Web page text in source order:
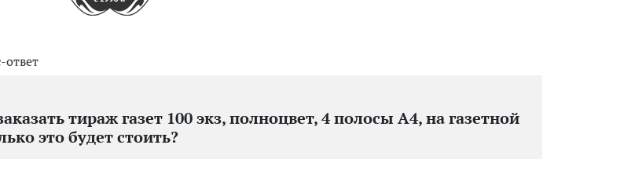
ответ
тираж газет 100 экз, полноцвет, 4 полосы А4, на газетной
это будет стоить?